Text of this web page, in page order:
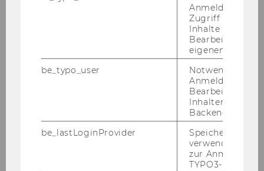
Unser Team
Anmeldung und
Zugriff auf
Inhalte oder zur
Bearbeitung des
eigenen Profils.
be_typo_user
Notwendig für
Anmeldung und
Bearbeitung von
Inhalten im
Backend.
be_lastLoginProvider
Speichert die
verwendete
zur Anmeldung
TYPO3-Backend.